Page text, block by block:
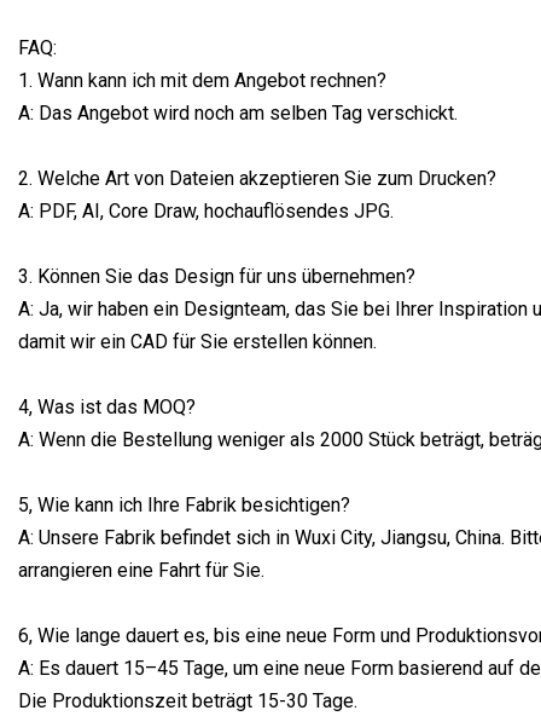
FAQ:
1. Wann kann ich mit dem Angebot rechnen?
A: Das Angebot wird noch am selben Tag verschickt.
2. Welche Art von Dateien akzeptieren Sie zum Drucken?
A: PDF, AI, Core Draw, hochauflösendes JPG.
3. Können Sie das Design für uns übernehmen?
A: Ja, wir haben ein Designteam, das Sie bei Ihrer
damit wir ein CAD für Sie erstellen können.
4, Was ist das MOQ?
A: Wenn die Bestellung weniger als 2000 Stück beträgt,
5, Wie kann ich Ihre Fabrik besichtigen?
A: Unsere Fabrik befindet sich in Wuxi City, Jiangsu, China.
arrangieren eine Fahrt für Sie.
6, Wie lange dauert es, bis eine neue Form und
A: Es dauert 15–45 Tage, um eine neue Form basierend auf
Die Produktionszeit beträgt 15-30 Tage.